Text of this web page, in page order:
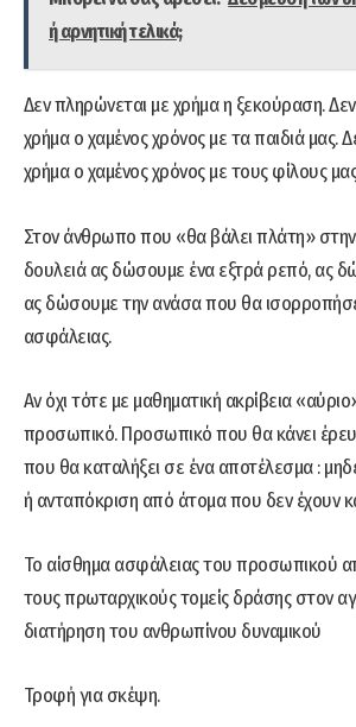
ή αρνητική τελικά;
Δεν πληρώνεται με χρήμα η ξεκούραση.
χρήμα ο χαμένος χρόνος με τα παιδιά μας.
χρήμα ο χαμένος χρόνος με τους φίλους
Στον άνθρωπο που «θα βάλει πλάτη»
δουλειά ας δώσουμε ένα εξτρά ρεπό, ας
ας δώσουμε την ανάσα που θα
ασφάλειας.
Αν όχι τότε με μαθηματική ακρίβεια
προσωπικό. Προσωπικό που θα κάνει
που θα καταλήξει σε ένα αποτέλεσμα :
ή ανταπόκριση από άτομα που δεν έχουν
Το αίσθημα ασφάλειας του προσωπικού
τους πρωταρχικούς τομείς δράσης στον
διατήρηση του ανθρωπίνου δυναμικού
Τροφή για σκέψη.